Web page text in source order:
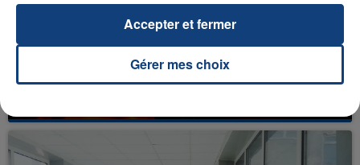
INCENDIE MORTEL À LENS : UNE FEMME ET
Un homme s'est immolé par le feu après avoir
aspergé sa compagne et leur bébé de trois mois
d'un liquide inflammable.
Gérer mes choix
Accepter et fermer